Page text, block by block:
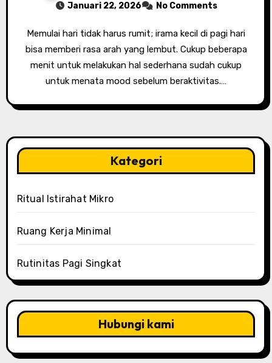
Januari 22, 2026
No Comments
Memulai hari tidak harus rumit; irama kecil di pagi hari
bisa memberi rasa arah yang lembut. Cukup beberapa
menit untuk melakukan hal sederhana sudah cukup
untuk menata mood sebelum beraktivitas.…
Kategori
Ritual Istirahat Mikro
Ruang Kerja Minimal
Rutinitas Pagi Singkat
Hubungi kami